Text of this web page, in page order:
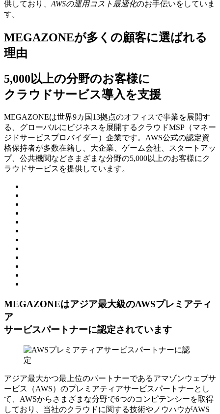
供しており、 AWSの運⽤コスト最適化のお⼿伝いをしていま
す。
MEGAZONEが多くの顧客に選ばれる
理由
5,000以上の分野のお客様に
クラウドサービス導入を支援
MEGAZONEは世界9カ国13拠点のオフィスで事業を展開す
る、グローバルにビジネスを展開するクラウドMSP（マネー
ジドサービスプロバイダー）企業です。AWS公式の認定資
格保持者が多数在籍し、⼤企業、ゲーム会社、スタートアッ
プ、公共機関などさまざまな分野の5,000以上のお客様にク
ラウドサービスを提供しています。
MEGAZONEはアジア最⼤級のAWSプレミアティ
ア
サービスパートナーに認定されています
アジア最大かつ最上位のパートナーであるアマゾンウェブサ
ービス（AWS）のプレミアティアサービスパートナーとし
て、AWSからさまざまな分野で6つのコンピテンシーを取得
しており、当社のクラウドに関する技術やノウハウがAWS